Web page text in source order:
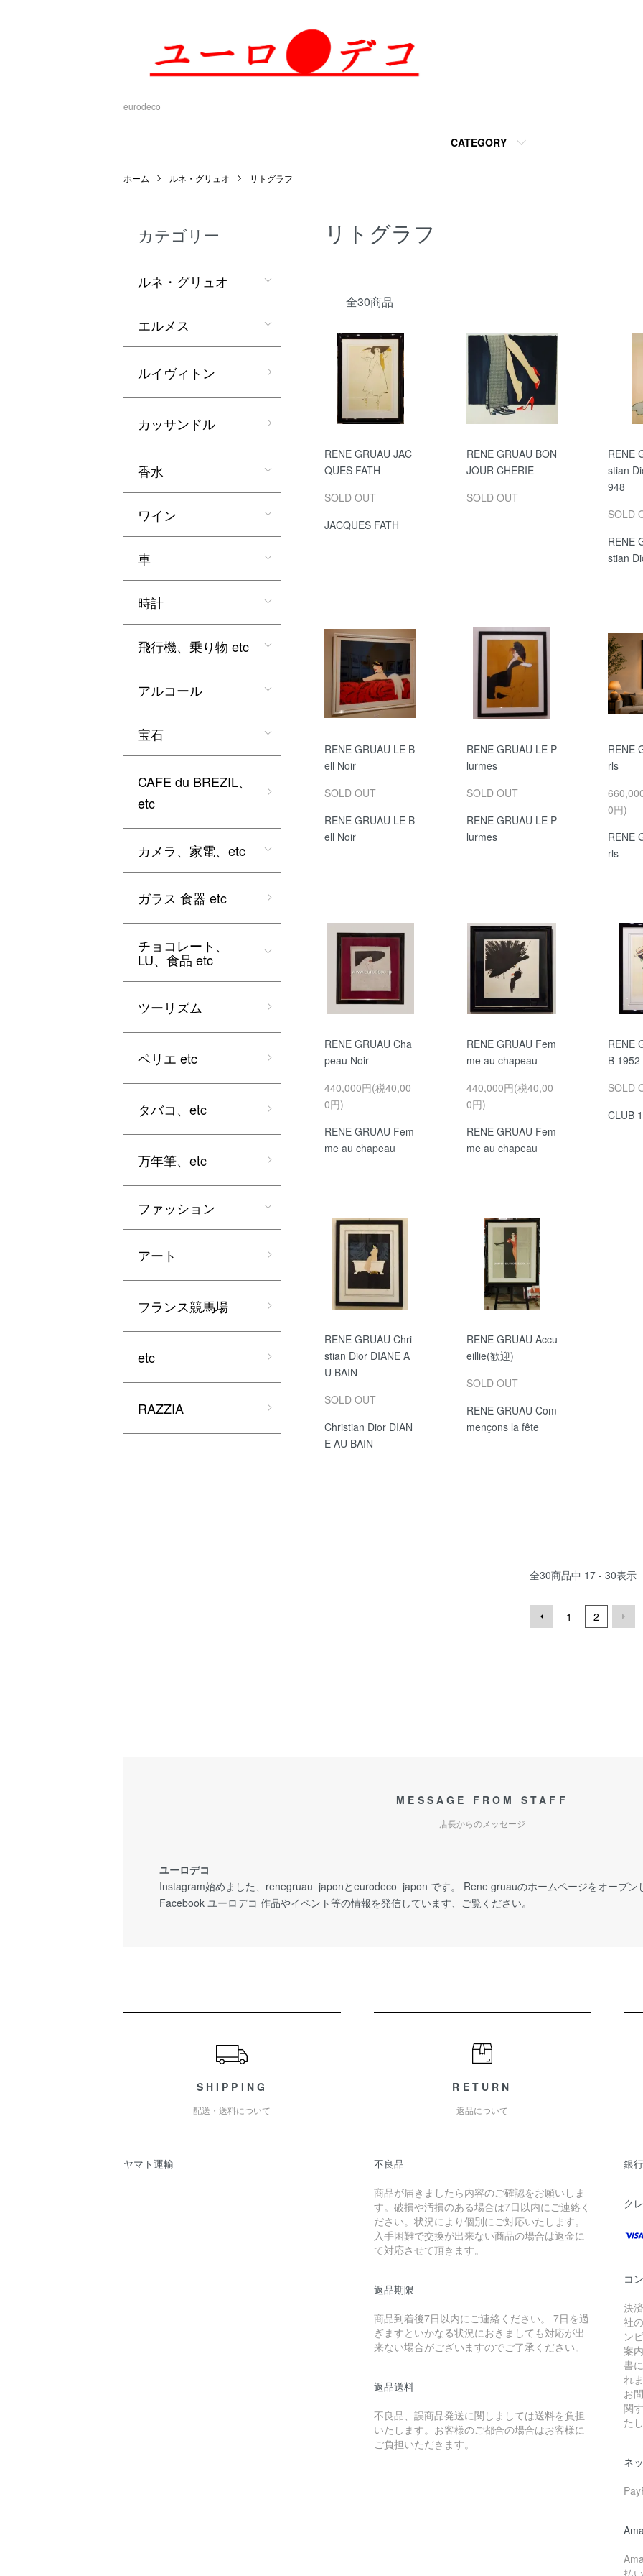
eurodeco
CATEGORY
ホーム ルネ・グリュオ リトグラフ
リトグラフ
全30商品
RENE GRUAU JAC
QUES FATH
SOLD OUT
JACQUES FATH
RENE GRUAU BON
JOUR CHERIE
SOLD OUT
RENE
stian
948
SOLD
RENE
stian
RENE GRUAU LE B
ell Noir
SOLD OUT
RENE GRUAU LE B
ell Noir
RENE GRUAU LE P
lurmes
SOLD OUT
RENE GRUAU LE P
lurmes
RENE
rls
0円)
RENE
rls
RENE GRUAU Cha
peau Noir
440,000円(税40,00
0円)
RENE GRUAU Fem
me au chapeau
RENE GRUAU Fem
me au chapeau
440,000円(税40,00
0円)
RENE GRUAU Fem
me au chapeau
RENE
B 1952
SOLD
CLUB
RENE GRUAU Chri
stian Dior DIANE A
U BAIN
SOLD OUT
Christian Dior DIAN
E AU BAIN
RENE GRUAU Accu
eillie(歓迎)
SOLD OUT
RENE GRUAU Com
mençons la fête
全30商品中 17 - 30表示
1 2
カテゴリー
ルネ・グリュオ
エルメス
ルイヴィトン
カッサンドル
香水
ワイン
車
時計
飛行機、乗り物 etc
アルコール
宝石
CAFE du BREZIL、
etc
カメラ、家電、etc
ガラス 食器 etc
チョコレート、
LU、食品 etc
ツーリズム
ペリエ etc
タバコ、etc
万年筆、etc
ファッション
アート
フランス競馬場
etc
RAZZIA
MESSAGE FROM STAFF
店長からのメッセージ
ユーロデコ
Instagram始めました、renegruau_japonとeurodeco_japon です。 Rene gruauのホームページをオープ
Facebook ユーロデコ 作品やイベント等の情報を発信しています、ご覧ください。
SHIPPING
配送・送料について
ヤマト運輸
RETURN
返品について
不良品
商品が届きましたら内容のご確認をお願いしま
す。破損や汚損のある場合は7日以内にご連絡く
ださい。状況により個別にご対応いたします。
入手困難で交換が出来ない商品の場合は返金に
て対応させて頂きます。
返品期限
商品到着後7日以内にご連絡ください。 7日を過
ぎますといかなる状況におきましても対応が出
来ない場合がございますのでご了承ください。
返品送料
不良品、誤商品発送に関しましては送料を負担
いたします。お客様のご都合の場合はお客様に
ご負担いただきます。
銀
ク
コ
決
社
ン
案
書
れ
お
関
た
ネ
払